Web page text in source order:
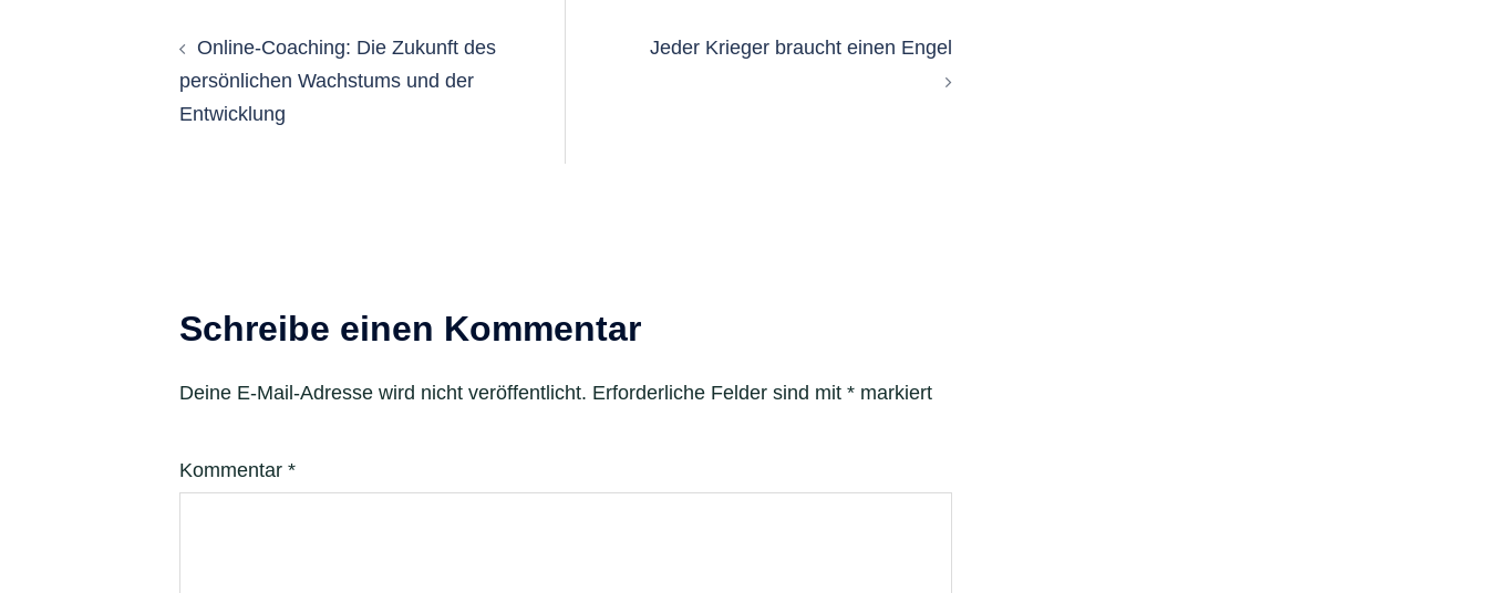
Online-Coaching: Die Zukunft des
persönlichen Wachstums und der
Entwicklung
Jeder Krieger braucht einen Engel
Schreibe einen Kommentar
Deine E-Mail-Adresse wird nicht veröffentlicht. Erforderliche Felder sind mit * markiert
Kommentar *